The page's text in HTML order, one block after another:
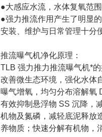
●大感应水流，水体复氧范
●强力推流作用产生了明显
安装、维护与日常管理十分
推流曝气机净化原理：
TLB 强力推力推流曝气机*
改善微生态环境，强化水体
曝气增氧，均匀分布溶解氧
有效抑制悬浮物 SS 沉降，
机物及氮磷，减轻底泥释放
养物质；快速分解有机物，